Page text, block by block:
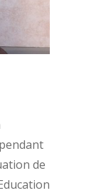
de